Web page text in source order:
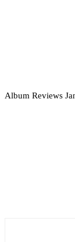
Album Reviews